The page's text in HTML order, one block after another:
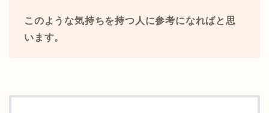
このような気持ちを持つ人に参考になればと思
います。